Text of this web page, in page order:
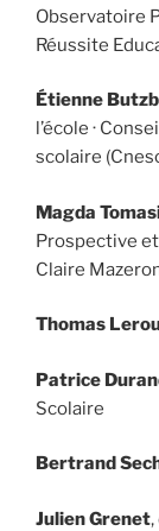
Observatoire
Réussite
Étienne
l’école ·
scolaire
Magda
Prospective
Claire
Thomas
Patrice
Scolaire
Bertrand
Julien Grenet,